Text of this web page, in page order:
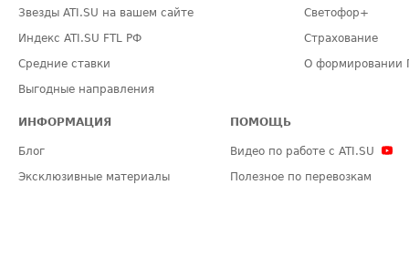
Звезды ATI.SU на вашем сайте
Индекс ATI.SU FTL РФ
Средние ставки
Выгодные направления
Светофор+
Страхование
О формировании
ИНФОРМАЦИЯ
Блог
Эксклюзивные материалы
ПОМОЩЬ
Видео по работе с ATI.SU
Полезное по перевозкам